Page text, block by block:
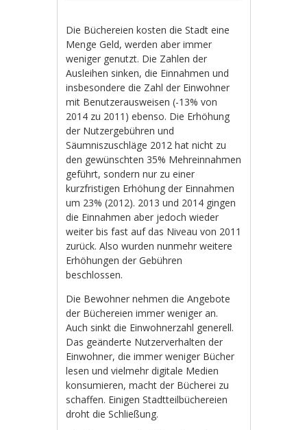
Die Büchereien kosten die Stadt eine
Menge Geld, werden aber immer
weniger genutzt. Die Zahlen der
Ausleihen sinken, die Einnahmen und
insbesondere die Zahl der Einwohner
mit Benutzerausweisen (-13% von
2014 zu 2011) ebenso. Die Erhöhung
der Nutzergebühren und
Säumniszuschläge 2012 hat nicht zu
den gewünschten 35% Mehreinnahmen
geführt, sondern nur zu einer
kurzfristigen Erhöhung der Einnahmen
um 23% (2012). 2013 und 2014 gingen
die Einnahmen aber jedoch wieder
weiter bis fast auf das Niveau von 2011
zurück. Also wurden nunmehr weitere
Erhöhungen der Gebühren
beschlossen.
Die Bewohner nehmen die Angebote
der Büchereien immer weniger an.
Auch sinkt die Einwohnerzahl generell.
Das geänderte Nutzerverhalten der
Einwohner, die immer weniger Bücher
lesen und vielmehr digitale Medien
konsumieren, macht der Bücherei zu
schaffen. Einigen Stadtteilbüchereien
droht die Schließung.